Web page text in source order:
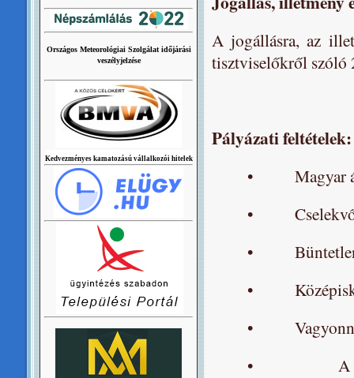
A jogállásra, az
tisztviselőkről szóló
Pályázati feltételek:
•Magyar
•
•
•
•
•
A
Országos Meteorológiai Szolgálat időjárási
veszélyjelzése
Kedvezményes kamatozású vállalkozói hitelek